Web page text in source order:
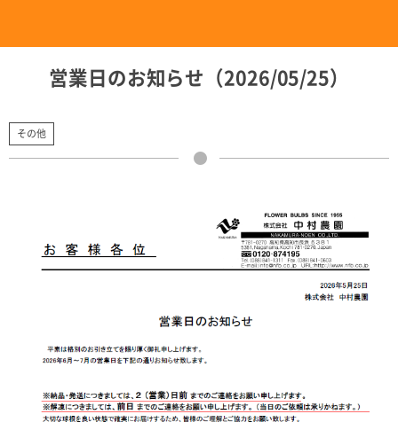
営業日のお知らせ（2026/05/25）
その他